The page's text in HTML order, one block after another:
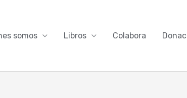
somos Libros Colabora